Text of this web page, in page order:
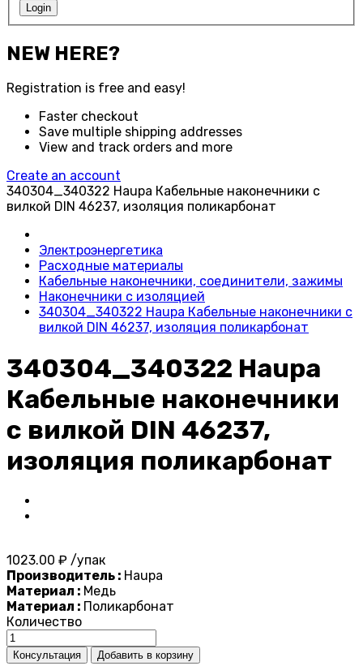
Login
NEW HERE?
Registration is free and easy!
Faster checkout
Save multiple shipping addresses
View and track orders and more
Create an account
340304_340322 Haupa Кабельные наконечники с
вилкой DIN 46237, изоляция поликарбонат
Электроэнергетика
Расходные материалы
Кабельные наконечники, соединители, зажимы
Наконечники с изоляцией
340304_340322 Haupa Кабельные наконечники с
вилкой DIN 46237, изоляция поликарбонат
340304_340322 Haupa
Кабельные наконечники
с вилкой DIN 46237,
изоляция поликарбонат
1023.00 ₽ /упак
Производитель : Haupa
Материал : Медь
Материал : Поликарбонат
Количество